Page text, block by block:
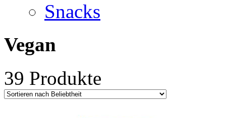
Snacks
Vegan
39 Produkte